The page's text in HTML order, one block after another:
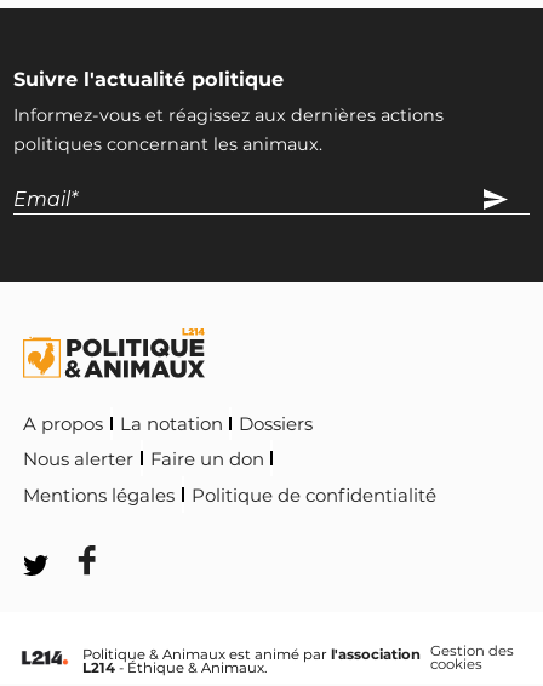
Suivre l'actualité politique
Informez-vous et réagissez aux dernières actions
politiques concernant les animaux.
A propos La notation
Dossiers
Nous alerter
Faire un don
Mentions légales
Politique de confidentialité
Politique & Animaux est animé par l'association
L214 - Éthique & Animaux.
Gestion des
cookies